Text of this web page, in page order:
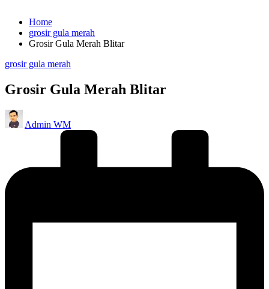
Home
grosir gula merah
Grosir Gula Merah Blitar
Posted
grosir gula merah
Grosir Gula Merah Blitar
Posted
by
Admin WM